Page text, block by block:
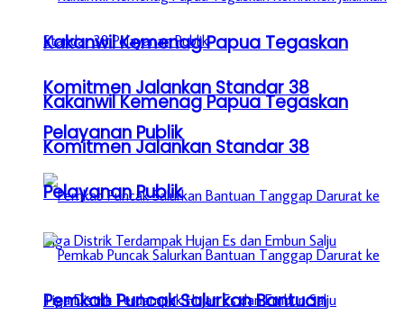
Kakanwil Kemenag Papua Tegaskan
Komitmen Jalankan Standar 38
Pelayanan Publik
Pemkab Puncak Salurkan Bantuan
Kakanwil Kemenag Papua Tegaskan
Komitmen Jalankan Standar 38
Pelayanan Publik